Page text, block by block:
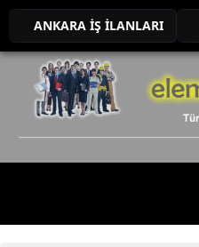
ANKARA İŞ İLANLARI